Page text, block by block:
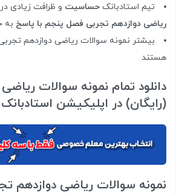
تیم استادبانک حساسیت و ظرافت زیادی
ریاضی دوازدهم تجربی فصل پنجم با پاسخ به
بیشتر نمونه سوالات ریاضی دوازدهم تجربی
هستند
دانلود تمام نمونه سوالات
(رایگان) در اپلیکیشن استادبانک
نمونه سوالات ریاضی دوازدهم